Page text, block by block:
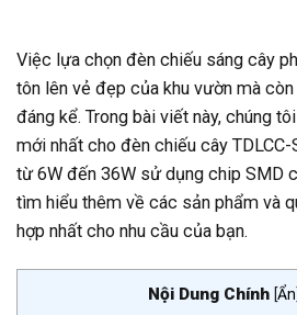
Việc lựa chọn đèn chiếu sáng cây
tôn lên vẻ đẹp của khu vườn mà
đáng kể. Trong bài viết này, chúng
mới nhất cho đèn chiếu cây
từ 6W đến 36W sử dụng chip SMD
tìm hiểu thêm về các sản phẩm và
hợp nhất cho nhu cầu của bạn.
Nội Dung Chính [Ẩn